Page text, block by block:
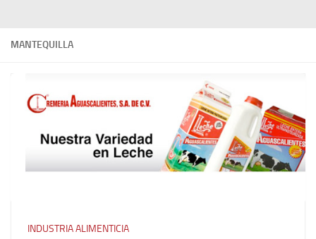
MANTEQUILLA
INDUSTRIA ALIMENTICIA